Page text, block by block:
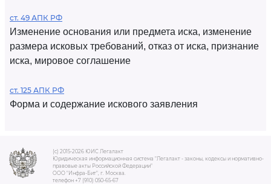
ст. 49 АПК РФ
Изменение основания или предмета иска, изменение
размера исковых требований, отказ от иска, признание
иска, мировое соглашение
ст. 125 АПК РФ
Форма и содержание искового заявления
(c) 2015-2026 ЮИС Легалакт
Юридическая информационная система "Легалакт - законы, кодексы и нормативно-
правовые акты Российской Федерации"
ООО "Инфра-Бит", г. Москва.
телефон +7 (910) 050-65-67